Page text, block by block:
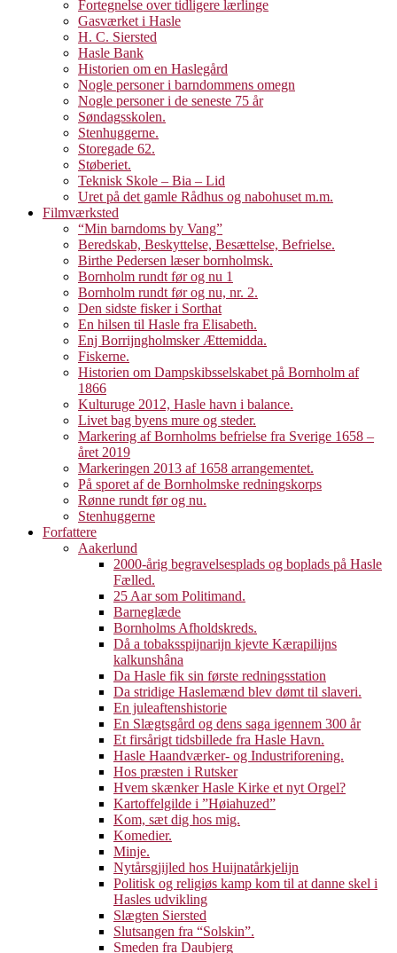
Fortegnelse over tidligere lærlinge
Gasværket i Hasle
H. C. Siersted
Hasle Bank
Historien om en Haslegård
Nogle personer i barndommens omegn
Nogle personer i de seneste 75 år
Søndagsskolen.
Stenhuggerne.
Storegade 62.
Støberiet.
Teknisk Skole – Bia – Lid
Uret på det gamle Rådhus og nabohuset m.m.
Filmværksted
“Min barndoms by Vang”
Beredskab, Beskyttelse, Besættelse, Befrielse.
Birthe Pedersen læser bornholmsk.
Bornholm rundt før og nu 1
Bornholm rundt før og nu, nr. 2.
Den sidste fisker i Sorthat
En hilsen til Hasle fra Elisabeth.
Enj Borrijngholmsker Ættemidda.
Fiskerne.
Historien om Dampskibsselskabet på Bornholm af
1866
Kulturuge 2012, Hasle havn i balance.
Livet bag byens mure og steder.
Markering af Bornholms befrielse fra Sverige 1658 –
året 2019
Markeringen 2013 af 1658 arrangementet.
På sporet af de Bornholmske redningskorps
Rønne rundt før og nu.
Stenhuggerne
Forfattere
Aakerlund
2000-årig begravelsesplads og boplads på Hasle
Fælled.
25 Aar som Politimand.
Barneglæde
Bornholms Afholdskreds.
Då a tobaksspijnarijn kjevte Kærapilijns
kalkunshâna
Da Hasle fik sin første redningsstation
Da stridige Haslemænd blev dømt til slaveri.
En juleaftenshistorie
En Slægtsgård og dens saga igennem 300 år
Et firsårigt tidsbillede fra Hasle Havn.
Hasle Haandværker- og Industriforening.
Hos præsten i Rutsker
Hvem skænker Hasle Kirke et nyt Orgel?
Kartoffelgilde i ”Høiahuzed”
Kom, sæt dig hos mig.
Komedier.
Minje.
Nytårsgjijled hos Huijnatårkjelijn
Politisk og religiøs kamp kom til at danne skel i
Hasles udvikling
Slægten Siersted
Slutsangen fra “Solskin”.
Smeden fra Daubjerg